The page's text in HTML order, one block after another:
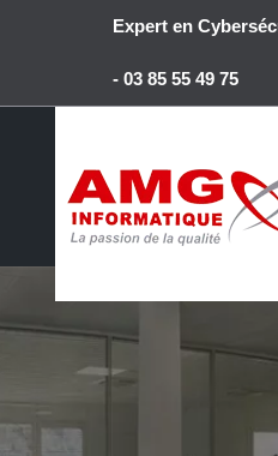
Expert en
- 03 85 55 49 75